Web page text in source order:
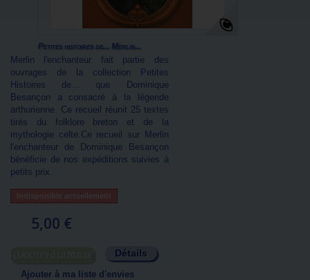
Petites histoires de... Merlin...
Merlin l'enchanteur fait partie des
ouvrages de la collection Petites
Histoires de... que Dominique
Besançon a consacré à la légende
arthurienne. Ce recueil réunit 25 textes
tirés du folklore breton et de la
mythologie celte.Ce recueil sur Merlin
l'enchanteur de Dominique Besançon
bénéficie de nos expéditions suivies à
petits prix.
Indisponible actuellement
5,00 €
Détails
Ajouter à ma liste d'envies